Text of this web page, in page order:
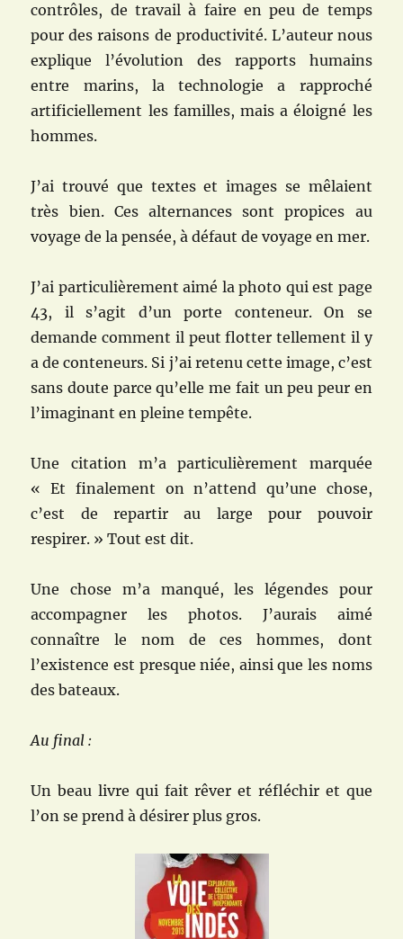
contrôles, de travail à faire en peu de temps
pour des raisons de productivité. L’auteur nous
explique l’évolution des rapports humains
entre marins, la technologie a rapproché
artificiellement les familles, mais a éloigné les
hommes.
J’ai trouvé que textes et images se mêlaient
très bien. Ces alternances sont propices au
voyage de la pensée, à défaut de voyage en mer.
J’ai particulièrement aimé la photo qui est page
43, il s’agit d’un porte conteneur. On se
demande comment il peut flotter tellement il y
a de conteneurs. Si j’ai retenu cette image, c’est
sans doute parce qu’elle me fait un peu peur en
l’imaginant en pleine tempête.
Une citation m’a particulièrement marquée
« Et finalement on n’attend qu’une chose,
c’est de repartir au large pour pouvoir
respirer. » Tout est dit.
Une chose m’a manqué, les légendes pour
accompagner les photos. J’aurais aimé
connaître le nom de ces hommes, dont
l’existence est presque niée, ainsi que les noms
des bateaux.
Au final :
Un beau livre qui fait rêver et réfléchir et que
l’on se prend à désirer plus gros.